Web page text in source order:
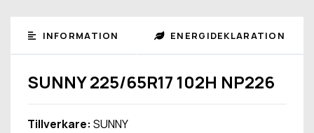
INFORMATION ENERGIDEKLARATION
SUNNY 225/65R17 102H NP226
Tillverkare: SUNNY